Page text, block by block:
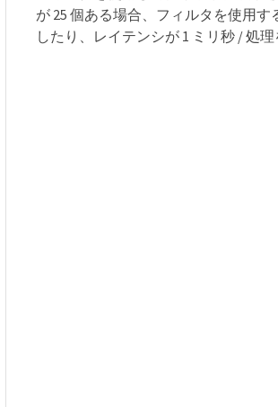
が 25 個ある場合、フィルタを使用
したり、レイテンシが 1 ミリ秒 / 処